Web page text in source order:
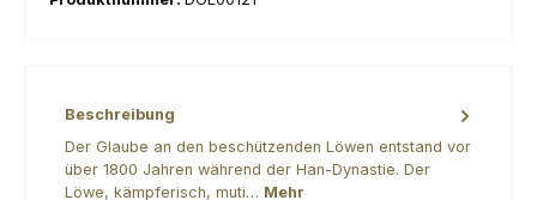
Beschreibung
Der Glaube an den beschützenden Löwen entstand vor
über 1800 Jahren während der Han-Dynastie. Der
Löwe, kämpferisch, muti… Mehr